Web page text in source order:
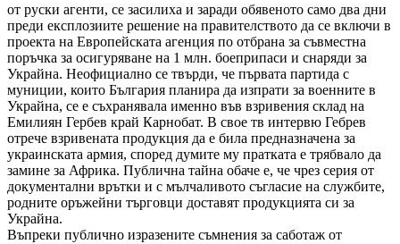
от руски агенти, се засилиха и заради обявеното само два дни
преди експлозиите решение на правителството да се включи в
проекта на Европейската агенция по отбрана за съвместна
поръчка за осигуряване на 1 млн. боеприпаси и снаряди за
Украйна. Неофициално се твърди, че първата партида с
муниции, които България планира да изпрати за военните в
Украйна, се е съхранявала именно във взривения склад на
Емилиян Гербев край Карнобат. В свое тв интервю Гебрев
отрече взривената продукция да е била предназначена за
украинската армия, според думите му пратката е трябвало да
замине за Африка. Публична тайна обаче е, че чрез серия от
документални врътки и с мълчаливото съгласие на службите,
родните оръжейни търговци доставят продукцията си за
Украйна.
Въпреки публично изразените съмнения за саботаж от